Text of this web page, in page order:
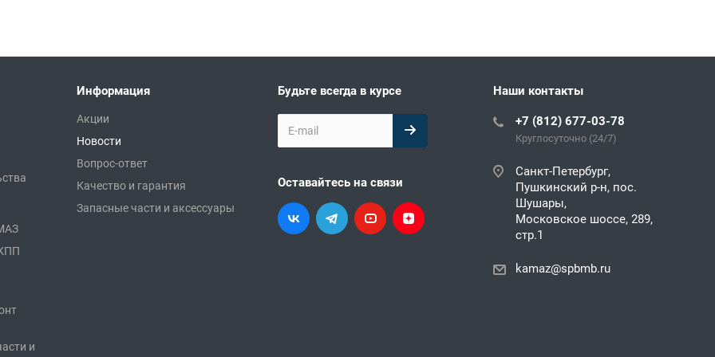
и
Информация
Акции
Новости
Вопрос-ответ
Качество и гарантия
Запасные части и аксессуары
Будьте всегда в курсе
Оставайтесь на связи
Наши контакты
+7 (812) 677-03-78
Круглосуточно (24/7)
Санкт-Петербург,
Пушкинский р-н, пос.
Шушары,
Московское шоссе, 289,
стр.1
kamaz@spbmb.ru